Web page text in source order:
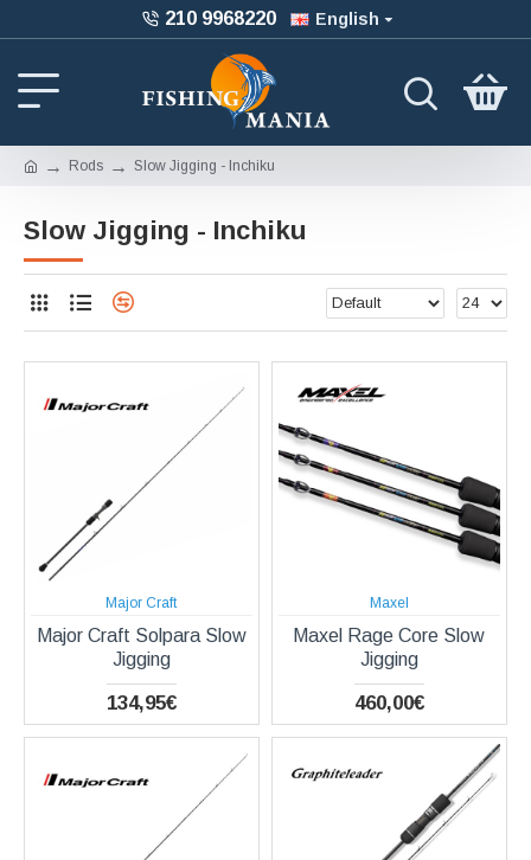
210 9968220 English
Rods Slow Jigging - Inchiku
Slow Jigging - Inchiku
Major Craft
Major Craft Solpara Slow
Jigging
134,95€
Maxel
Maxel Rage Core Slow
Jigging
460,00€